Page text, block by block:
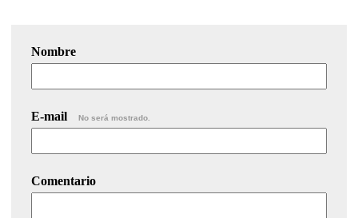
Nombre
E-mail No será mostrado.
Comentario